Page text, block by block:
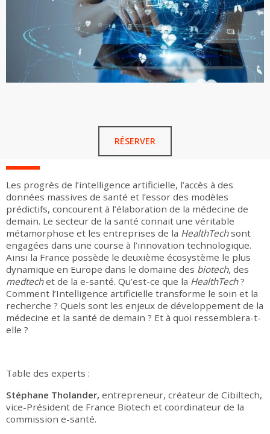
RÉSERVER
Les progrès de l’intelligence artificielle, l’accès à des
données massives de santé et l’essor des modèles
prédictifs, concourent à l’élaboration de la médecine de
demain. Le secteur de la santé connait une véritable
métamorphose et les entreprises de la HealthTechsont
engagées dans une course à l’innovation technologique.
Ainsi la France possède le deuxième écosystème le plus
dynamique en Europe dans le domaine des biotech, des
medtechet de la e-santé. Qu’est-ce que la HealthTech?
Comment l’Intelligence artificielle transforme le soin et la
recherche ? Quels sont les enjeux de développement de la
médecine et la santé de demain ? Et à quoi ressemblera-t-
elle ?
Table des experts :
Stéphane Tholander, entrepreneur, créateur de Cibiltech,
vice-Président de France Biotech et coordinateur de la
commission e-santé.